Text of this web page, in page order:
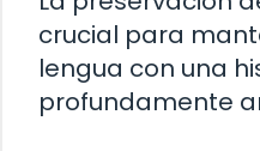
crucial para
lengua con una
profundamente